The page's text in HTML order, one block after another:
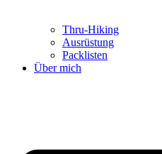
Thru-Hiking
Ausrüstung
Packlisten
Über mich